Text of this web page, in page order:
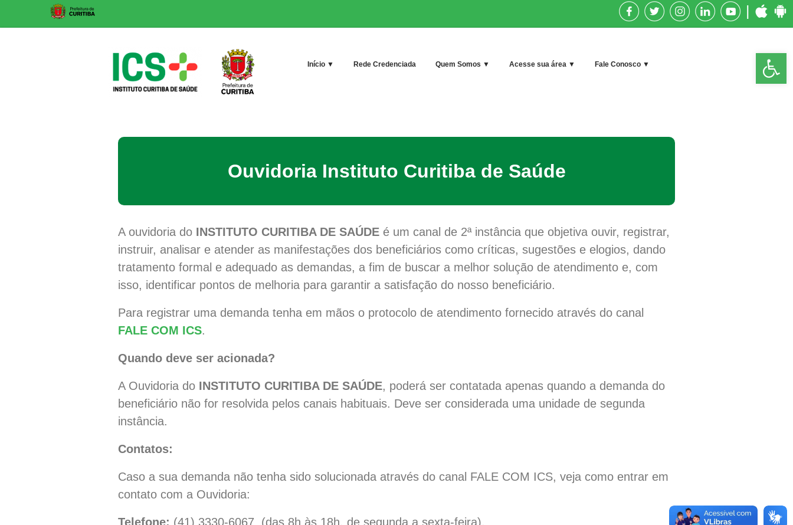
|
Instituto
Início ▼ Rede Credenciada Quem Somos ▼ Acesse sua área ▼ Fale Conosco ▼
Ouvidoria Instituto Curitiba de Saúde
A ouvidoria do INSTITUTO CURITIBA DE SAÚDE é um canal de 2ª instância que objetiva ouvir, registrar,
instruir, analisar e atender as manifestações dos beneficiários como críticas, sugestões e elogios, dando
tratamento formal e adequado as demandas, a fim de buscar a melhor solução de atendimento e, com
isso, identificar pontos de melhoria para garantir a satisfação do nosso beneficiário.
Para registrar uma demanda tenha em mãos o protocolo de atendimento fornecido através do canal
FALE COM ICS.
Quando deve ser acionada?
A Ouvidoria do INSTITUTO CURITIBA DE SAÚDE, poderá ser contatada apenas quando a demanda do
beneficiário não for resolvida pelos canais habituais. Deve ser considerada uma unidade de segunda
instância.
Contatos:
Caso a sua demanda não tenha sido solucionada através do canal FALE COM ICS, veja como entrar em
contato com a Ouvidoria:
Telefone: (41) 3330-6067 (das 8h às 18h, de segunda a sexta-feira).